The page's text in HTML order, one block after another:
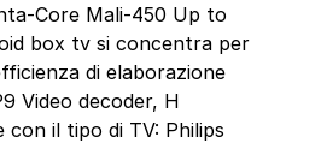
Core Mali-450 Up to
box tv si concentra per
di elaborazione
Video decoder, H
con il tipo di TV: Philips